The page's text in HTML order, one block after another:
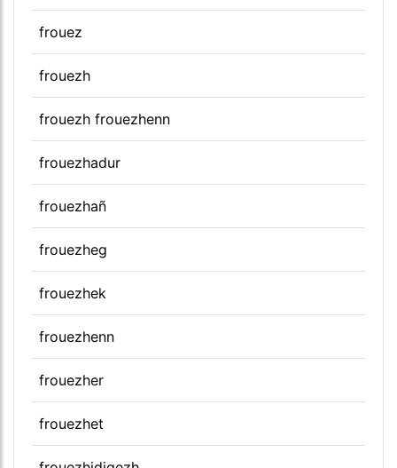
frouez
frouezh
frouezh frouezhenn
frouezhadur
frouezhañ
frouezheg
frouezhek
frouezhenn
frouezher
frouezhet